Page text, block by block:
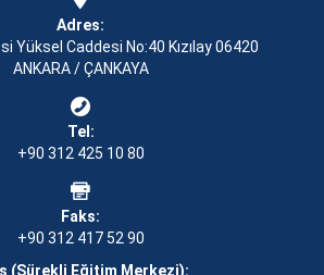
Adres:
Yüksel Caddesi No:40 Kızılay 06420
ANKARA / ÇANKAYA
Tel:
+90 312 425 10 80
Faks:
+90 312 417 52 90
(Sürekli Eğitim Merkezi):